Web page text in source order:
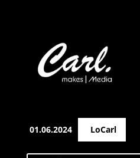
01.06.2024 LoCarl